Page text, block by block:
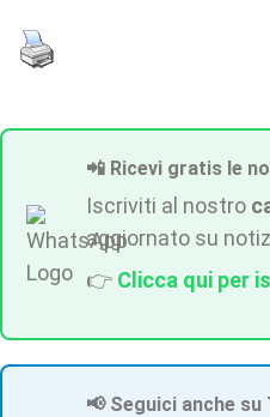
📲 Ricevi gratis le
Iscriviti al nostro
aggiornato su
👉 Clicca qui per
📢 Seguici anche su